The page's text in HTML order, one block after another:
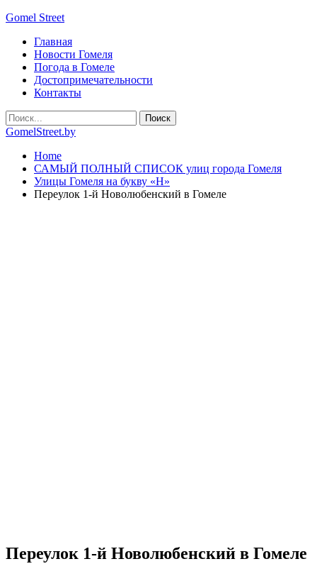
Gomel Street
Главная
Новости Гомеля
Погода в Гомеле
Достопримечательности
Контакты
GomelStreet.by
Home
САМЫЙ ПОЛНЫЙ СПИСОК улиц города Гомеля
Улицы Гомеля на букву «Н»
Переулок 1-й Новолюбенский в Гомеле
Переулок 1-й Новолюбенский в Гомеле